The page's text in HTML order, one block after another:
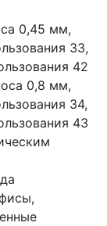
0,45 мм,
33,
42
0,8 мм,
34,
43